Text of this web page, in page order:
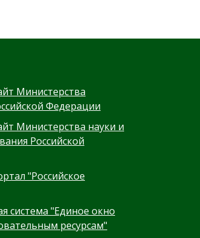
Министерства
Федерации
Министерства науки и
Российской
"Российское
система "Единое окно
ресурсам"